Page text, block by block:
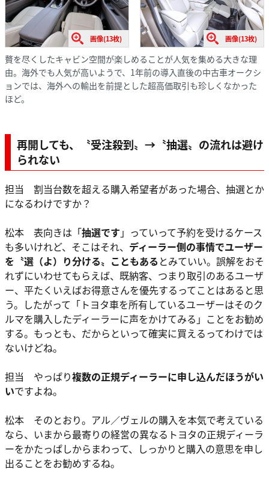
画像(13枚) 画像(13枚)
贅を尽くしたキャビン空間が楽しめることが人気を集める大きな理
由。海外でも人気が高いようで、1年前の導入直後の中古車オークシ
ョンでは、海外への輸出を前提とした超高価取引も珍しくなかった
ほど。
再開しても、〝受注殺到〟→〝抽選〟の流れは避け
られない
担当 割当台数を超える購入希望者があった場合、抽選とか
になるわけですか？
松本 表向きは「抽選です 」っていって予約を受けるケース
も多いけれど、そこはそれ、 ディーラー側の事情でユーザー
を〝選（よ）り分ける〟こともある とみていい。誤解をおそ
れずにいわせてもらえば、既納客、つまり取引のあるユーザ
ー、平たくいえばお得意さんを優先するってことはあると思
う。したがって「トヨタ車を所有しているユーザーはそのク
ルマを購入したディーラーに声をかけてみる」ことをお勧め
する。もっとも、だからといって確実に買えるってわけでは
ないけどね。
担当 やっぱり複数の正規ディーラーに申し込んだほうがい
いですよね。
松本 そのとおり。アル／ヴェルの購入を本気で考えている
なら、いまから最寄りの経営の異なるトヨタの正規ディーラ
ーをかたっぱしからまわって、しっかりと購入の意思を申し
出ることをお勧めするね。